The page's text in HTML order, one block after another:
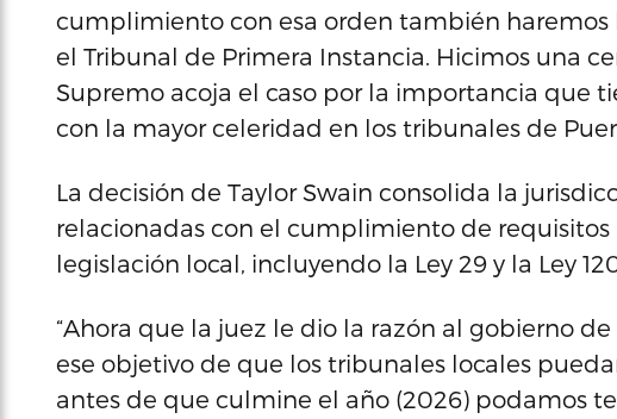
cumplimiento con esa orden también haremos
el Tribunal de Primera Instancia. Hicimos una
Supremo acoja el caso por la importancia que
con la mayor celeridad en los tribunales de
La decisión de Taylor Swain consolida la
relacionadas con el cumplimiento de
legislación local, incluyendo la Ley 29 y la Ley
“Ahora que la juez le dio la razón al gobierno
ese objetivo de que los tribunales locales
antes de que culmine el año (2026) podamos